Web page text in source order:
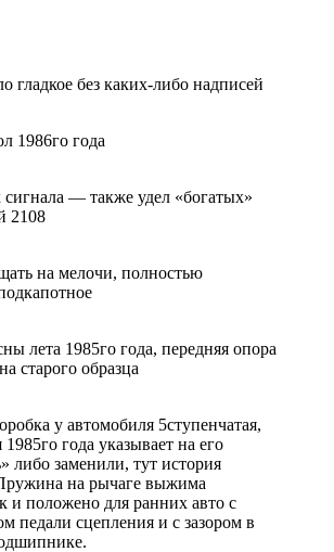
гладкое без каких-либо надписей
1986го года
сигнала — также удел «богатых»
2108
на мелочи, полностью
лета 1985го года, передняя опора
старого образца
у автомобиля 5ступенчатая,
года указывает на его
либо заменили, тут история
на рычаге выжима
и положено для ранних авто с
педали сцепления и с зазором в